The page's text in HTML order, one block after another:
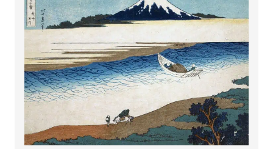
کلود مونه
ونسان ون گوگ